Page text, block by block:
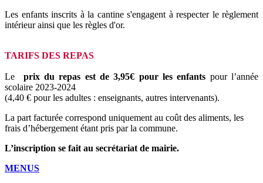
Les enfants inscrits à la cantine s'engagent à respecter le règlement
intérieur ainsi que les règles d'or.
TARIFS DES REPAS
Le prix du repas est de 3,95€ pour les enfants pour l’année
scolaire 2023-2024
(4,40 € pour les adultes : enseignants, autres intervenants).
La part facturée correspond uniquement au coût des aliments, les
frais d’hébergement étant pris par la commune.
L’inscription se fait au secrétariat de mairie.
MENUS